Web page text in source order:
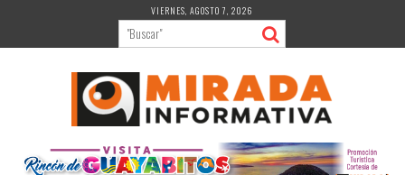
contenido
VIERNES, AGOSTO 7, 2026